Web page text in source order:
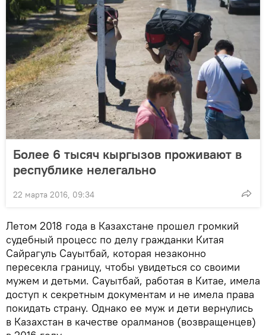
Более 6 тысяч кыргызов проживают в
республике нелегально
22 марта 2016, 09:34
Летом 2018 года в Казахстане прошел громкий
судебный процесс по делу гражданки Китая
Сайрагуль Сауытбай, которая незаконно
пересекла границу, чтобы увидеться со своими
мужем и детьми. Сауытбай, работая в Китае, имела
доступ к секретным документам и не имела права
покидать страну. Однако ее муж и дети вернулись
в Казахстан в качестве оралманов (возвращенцев)